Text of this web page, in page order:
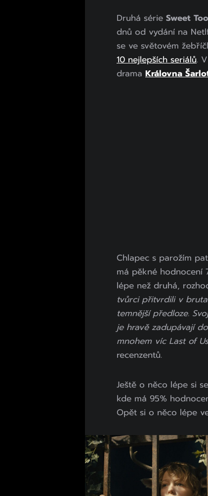
Druhá série Sweet
dnů od vydání na
se ve světovém
10 nejlepších seriálů.
drama Královna
Chlapec s parožím
má pěkné hodnocení
lépe než druhá,
tvůrci přitvrdili v
temnější předloze.
je hravě zadupávají
mnohem víc Last of
recenzentů.
Ještě o něco lépe si
kde má 95%
Opět si o něco lépe